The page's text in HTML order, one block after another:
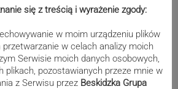
się z treścią i wyrażenie zgody:
w moim urządzeniu plików
przetwarzanie w celach analizy moich
Serwisie moich danych osobowych,
plikach, pozostawianych przeze mnie w
z Serwisu przez Beskidzka Grupa